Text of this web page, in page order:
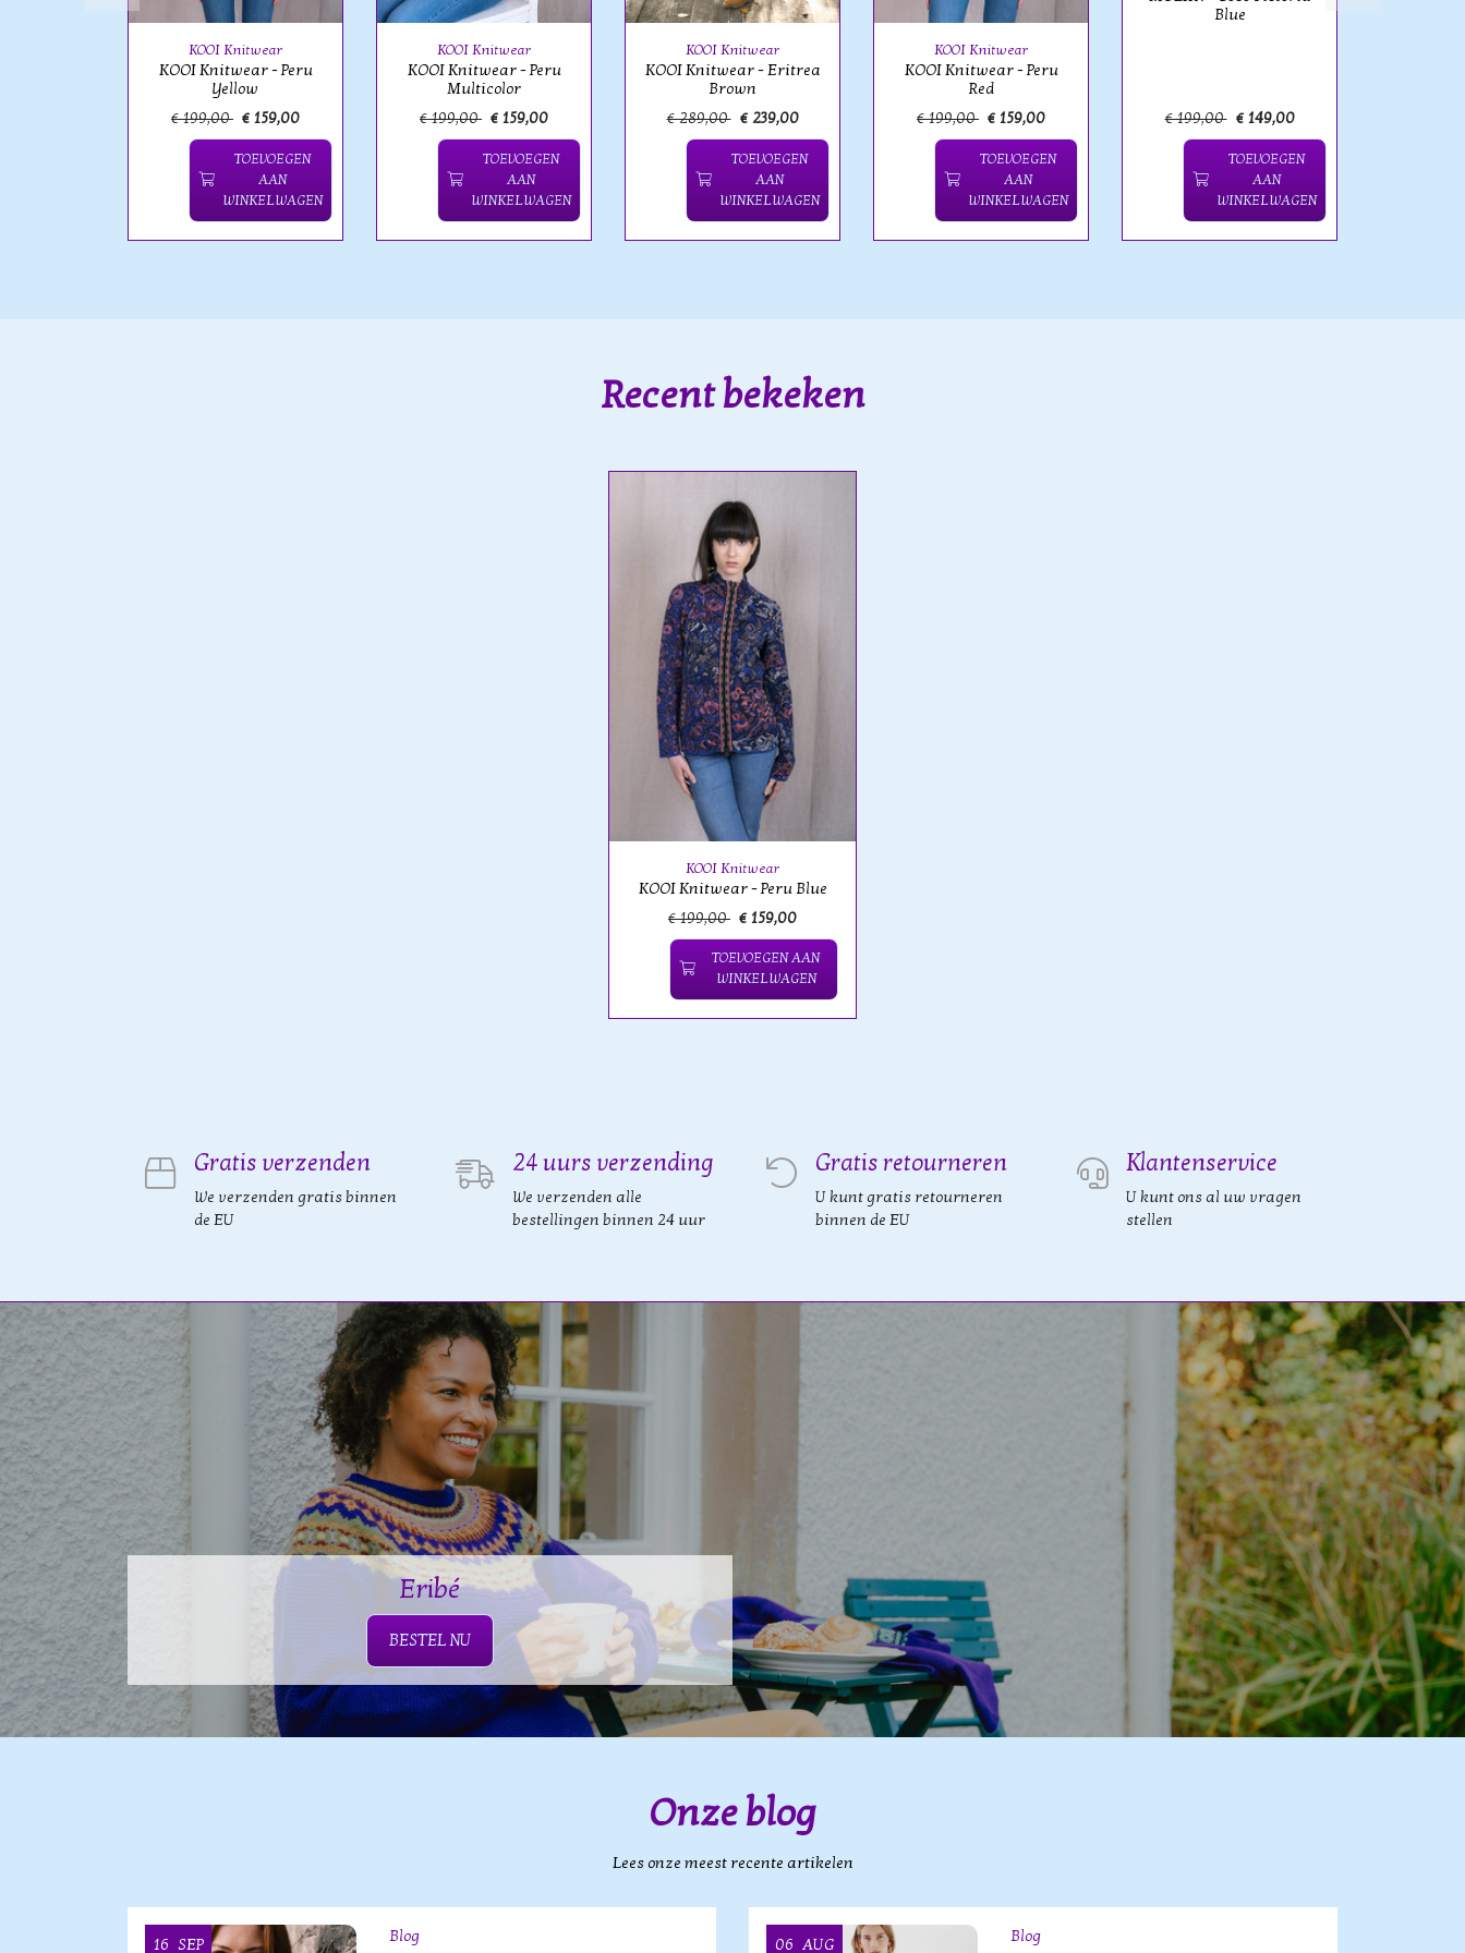
KOOI Knitwear
KOOI Knitwear - Peru
Yellow
€ 199,00 € 159,00
TOEVOEGEN
AAN
WINKELWAGEN
KOOI Knitwear
KOOI Knitwear - Peru
Multicolor
€ 199,00 € 159,00
TOEVOEGEN
AAN
WINKELWAGEN
KOOI Knitwear
KOOI Knitwear - Eritrea
Brown
€ 289,00 € 239,00
TOEVOEGEN
AAN
WINKELWAGEN
KOOI Knitwear
KOOI Knitwear - Peru
Red
€ 199,00 € 159,00
TOEVOEGEN
AAN
WINKELWAGEN
Blue
€ 199,00 € 149,00
TOEVOEGEN
AAN
WINKELWAGEN
Recent bekeken
KOOI Knitwear
KOOI Knitwear - Peru Blue
€ 199,00 € 159,00
TOEVOEGEN AAN
WINKELWAGEN
Gratis verzenden
We verzenden gratis binnen
de EU
24 uurs verzending
We verzenden alle
bestellingen binnen 24 uur
Gratis retourneren
U kunt gratis retourneren
binnen de EU
Klantenservice
U kunt ons al uw vragen
stellen
Eribé
BESTEL NU
Onze blog
Lees onze meest recente artikelen
16 SEP Blog 06 AUG Blog